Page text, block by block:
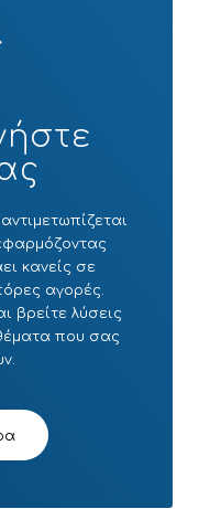
κανείς σε
αγορές.
βρείτε λύσεις
που σας